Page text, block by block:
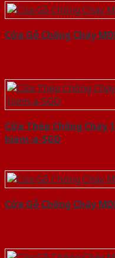
Cửa Gỗ Chống Cháy
Cửa Thép Chống
hiem-a-SGD
Cửa Gỗ Chống Cháy